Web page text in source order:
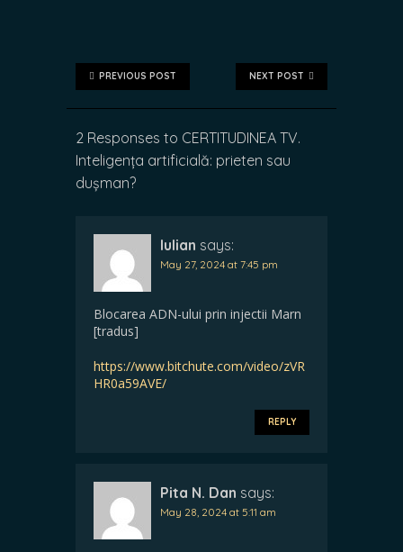
NEXT POST
PREVIOUS POST
2 Responses to CERTITUDINEA TV.
Inteligența artificială: prieten sau
dușman?
Iulian says:
May 27, 2024 at 7:45 pm
Blocarea ADN-ului prin injectii Marn
[tradus]
https://www.bitchute.com/video/zVR
HR0a59AVE/
REPLY
Pita N. Dan says:
May 28, 2024 at 5:11 am